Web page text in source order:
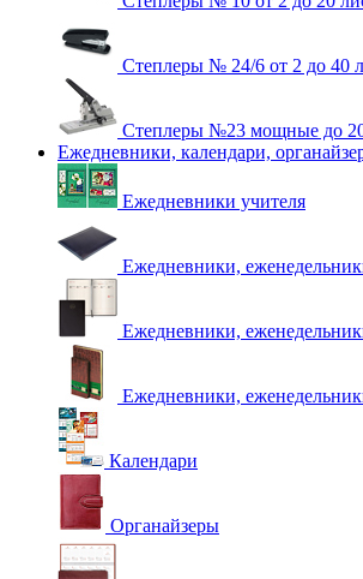
Степлеры № 24/6 от 2 до 40
Степлеры №23 мощные до
Ежедневники, календари,
Ежедневники учителя
Ежедневники,
Ежедневники,
Ежедневники,
Календари
Органайзеры